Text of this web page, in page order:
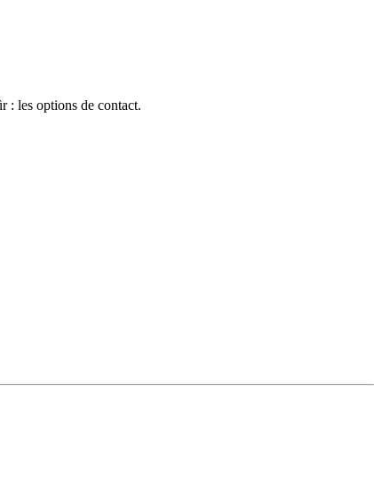
: les options de contact.